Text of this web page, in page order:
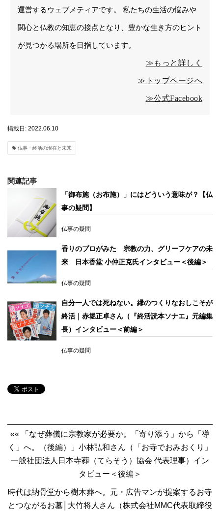
運営するウェブメティアです。 私たちの生活の悩みや
関心と仏教の知恵の接点となり、豊かな生き方のヒント
が見つかる場所を目指しています。
≫もっと詳しく
≫トップページへ
≫公式Facebook
掲載日: 2022.06.10
仏事・終活の現在と未来
関連記事
「御布施（お布施）」にはどういう意味が？【仏
事の疑問】
仏事の疑問
香りのプロがみた 宗教の力、グリーフケアの未
来 日本香堂 小仲正克氏インタビュー＜後編＞
仏事の疑問
自分一人では死ねない。縁のつくりなおしこそが
終活｜赤堀正卓さん（『終活読本ソナエ』元編集
長）インタビュー＜前編＞
仏事の疑問
«« 「なぜ葬儀に宗教家が必要か。「寄り添う」から「導
く」へ。（後編）」小林弘和さん（「お寺でおみおくり」
一般社団法人日本寺葬（てらそう）協会 代表理事）イン
タビュー＜後編＞
時代は納骨堂から樹木葬へ。元・広告マンが提案するお寺
とつながるお墓│大竹将人さん（株式会社MMC代表取締役